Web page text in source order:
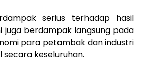
serius terhadap hasil
juga berdampak langsung pada
para petambak dan industri
secara keseluruhan.